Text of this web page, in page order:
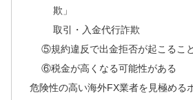
欺」
取引・入金代行詐欺
⑤規約違反で出金拒否が起こるこ
⑥税金が高くなる可能性がある
危険性の高い海外FX業者を見極める